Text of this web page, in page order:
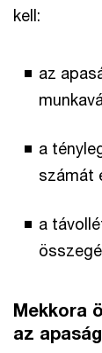
kell:
az
a
számát
a
Mekkora
az